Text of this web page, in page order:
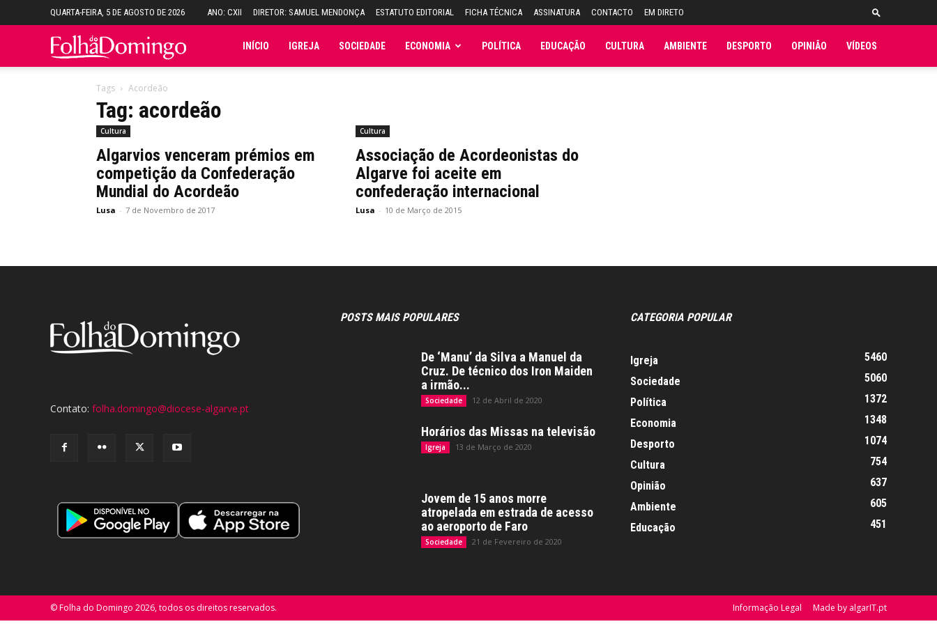
QUARTA-FEIRA, 5 DE AGOSTO DE 2026 ANO: CXII DIRETOR: SAMUEL MENDONÇA ESTATUTO EDITORIAL FICHA TÉCNICA ASSINATURA CONTACTO EM DIRETO
Folha INÍCIO IGREJA SOCIEDADE ECONOMIA POLÍTICA EDUCAÇÃO CULTURA AMBIENTE DESPORTO OPINIÃO VÍDEOS
Tags Acordeão
Tag: acordeão
Cultura
Algarvios venceram prémios em
competição da Confederação
Mundial do Acordeão
Lusa - 7 de Novembro de 2017
Cultura
Associação de Acordeonistas do
Algarve foi aceite em
confederação internacional
Lusa - 10 de Março de 2015
Contato: folha.domingo@diocese-algarve.pt
POSTS MAIS POPULARES
De ‘Manu’ da Silva a Manuel da
Cruz. De técnico dos Iron Maiden
a irmão...
Sociedade 12 de Abril de 2020
Horários das Missas na televisão
Igreja 13 de Março de 2020
Jovem de 15 anos morre
atropelada em estrada de acesso
ao aeroporto de Faro
Sociedade 21 de Fevereiro de 2020
CATEGORIA POPULAR
Igreja
5460
Sociedade
5060
Política
1372
Economia
1348
Desporto
1074
Cultura
754
Opinião
637
Ambiente
605
Educação
451
Informação Legal Made by algarIT.pt
© Folha do Domingo 2026, todos os direitos reservados.